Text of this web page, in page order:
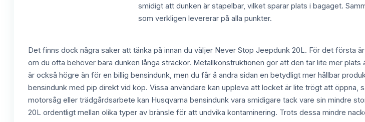
smidigt att dunken är stapelbar, vilket sparar plats i bagaget.
som verkligen levererar på alla punkter.
Det finns dock några saker att tänka på innan du väljer Never Stop Jeepdunk 20L. För det första
om du ofta behöver bära dunken långa sträckor. Metallkonstruktionen gör att den tar lite mer
är också högre än för en billig bensindunk, men du får å andra sidan en betydligt mer hållbar
bensindunk med pip direkt vid köp. Vissa användare kan uppleva att locket är lite trögt att
motorsåg eller trädgårdsarbete kan Husqvarna bensindunk vara smidigare tack vare sin mindre
20L ordentligt mellan olika typer av bränsle för att undvika kontaminering. Trots dessa mindre